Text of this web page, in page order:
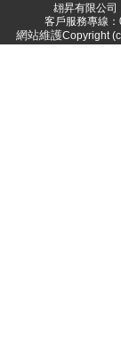
翃昇有限公
客戶服務專線
網站維護Copyright